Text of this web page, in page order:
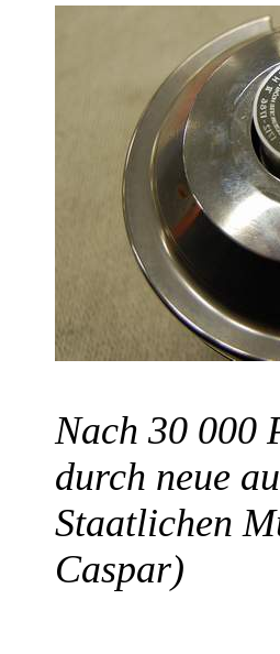
Nach 30 000
durch neue
Staatlichen
Caspar)